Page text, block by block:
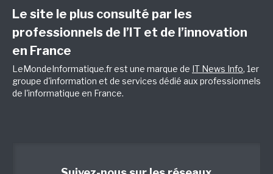
Le site le plus consulté par les
professionnels de l’IT et de l’innovation
en France
LeMondeInformatique.fr est une marque de IT News Info, 1er
groupe d'information et de services dédié aux professionnels
de l'informatique en France.